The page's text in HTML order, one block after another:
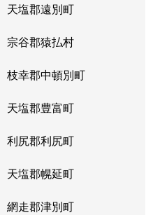
天塩郡遠別町
宗谷郡猿払村
枝幸郡中頓別町
天塩郡豊富町
利尻郡利尻町
天塩郡幌延町
網走郡津別町